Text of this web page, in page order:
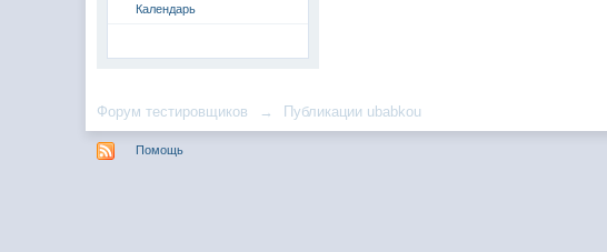
Календарь
Форум тестировщиков → Публикации ubabkou
Помощь